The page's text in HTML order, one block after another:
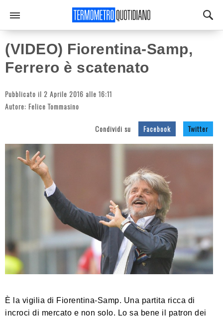
(VIDEO) Fiorentina-Samp,
Ferrero è scatenato
Pubblicato il 2 Aprile 2016 alle 16:11
Autore: Felice Tommasino
Condividi su Facebook Twitter
È la vigilia di Fiorentina-Samp. Una partita ricca di
incroci di mercato e non solo. Lo sa bene il patron dei